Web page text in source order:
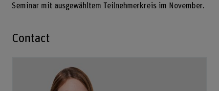
Seminar mit ausgewähltem Teilnehmerkreis im November.
Contact